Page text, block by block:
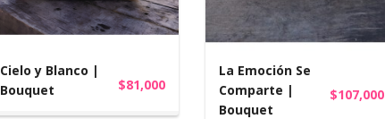
Cielo y Blanco |
Bouquet
$81,000
La Emoción Se
Comparte |
Bouquet
$107,000